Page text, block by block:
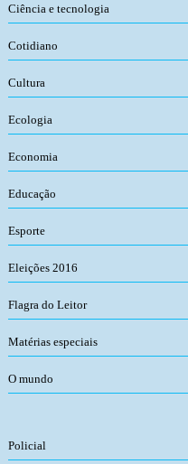
Ciência e tecnologia
Cotidiano
Cultura
Ecologia
Economia
Educação
Esporte
Eleições 2016
Flagra do Leitor
Matérias especiais
O mundo
Policial